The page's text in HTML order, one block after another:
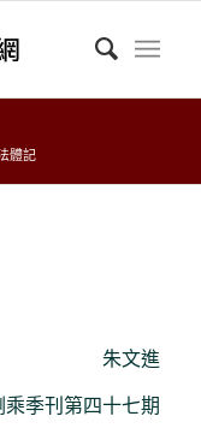
體記
朱文進
乘季刊第四十七期